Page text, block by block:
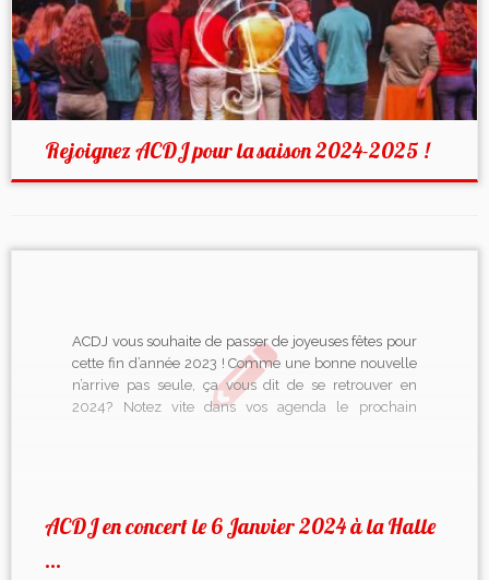
Rejoignez ACDJ pour la saison 2024-2025 !
ACDJ vous souhaite de passer de joyeuses fêtes pour
cette fin d’année 2023 ! Comme une bonne nouvelle
n’arrive pas seule, ça vous dit de se retrouver en
2024? Notez vite dans vos agenda le prochain
ACDJ en concert le 6 Janvier 2024 à la Halle
...